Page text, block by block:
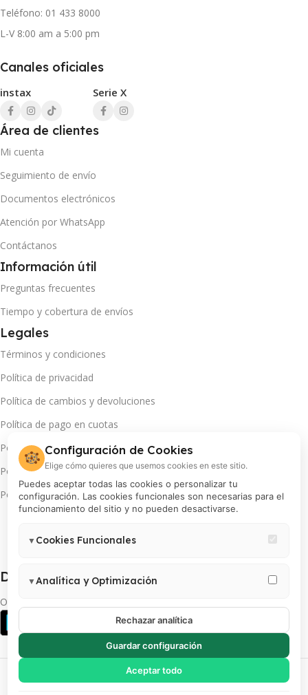
Teléfono: 01 433 8000
L-V 8:00 am a 5:00 pm
Canales oficiales
instax Serie X
Área de clientes
Mi cuenta
Seguimiento de envío
Documentos electrónicos
Atención por WhatsApp
Contáctanos
Información útil
Preguntas frecuentes
Tiempo y cobertura de envíos
Legales
Términos y condiciones
Política de privacidad
Política de cambios y devoluciones
Política de pago en cuotas
Política de servicio técnico
Política de promociones
Política de cookies
Descarga App(s):
Obtén más de tu INSTAX
PROCOLOR S.A | RUC 20100018200 | Todos los derechos reservados
🍪 Configuración de Cookies
Elige cómo quieres que usemos cookies en este sitio.
Puedes aceptar todas las cookies o personalizar tu
configuración. Las cookies funcionales son necesarias para el
funcionamiento del sitio y no pueden desactivarse.
▼ Cookies Funcionales
sesión, preferencias de usuario). Estas cookies no pueden
▼Analítica y Optimización
mejorar la experiencia. Incluye Google Analytics 4, Google Tag
Manager y Meta Pixel.
Rechazar analítica
Guardar configuración
Aceptar todo